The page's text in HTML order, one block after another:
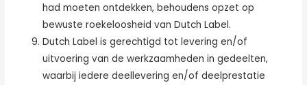
had moeten ontdekken, behoudens opzet op
bewuste roekeloosheid van Dutch Label.
Dutch Label is gerechtigd tot levering en/of
uitvoering van de werkzaamheden in gedeelten,
waarbij iedere deellevering en/of deelprestatie